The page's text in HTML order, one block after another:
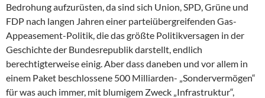
Bedrohung aufzurüsten, da sind sich Union, SPD, Grüne und
FDP nach langen Jahren einer parteiübergreifenden Gas-
Appeasement-Politik, die das größte Politikversagen in der
Geschichte der Bundesrepublik darstellt, endlich
berechtigterweise einig. Aber dass daneben und vor allem in
einem Paket beschlossene 500 Milliarden- „Sondervermögen“
für was auch immer, mit blumigem Zweck „Infrastruktur“,